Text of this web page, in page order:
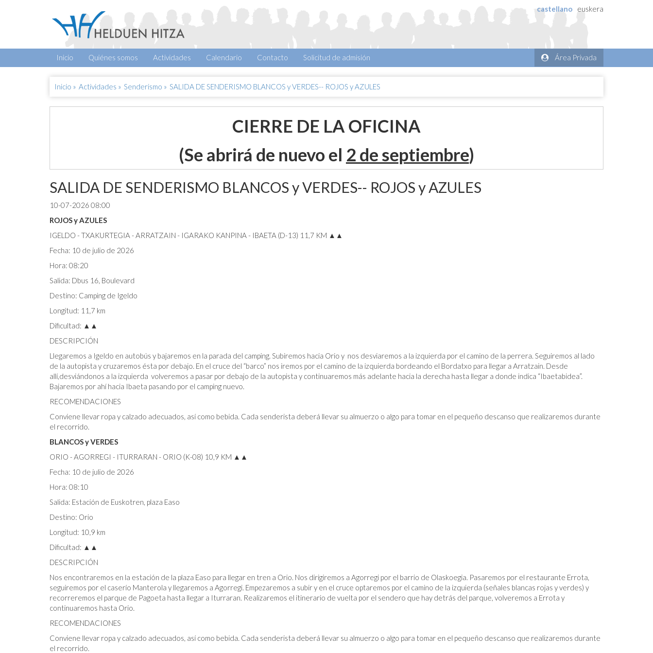
castellano euskera
Inicio Quiénes somos Actividades Calendario Contacto Solicitud de admisión Área Privada
Inicio » Actividades » Senderismo » SALIDA DE SENDERISMO BLANCOS y VERDES-- ROJOS y AZULES
CIERRE DE LA OFICINA
(Se abrirá de nuevo el 2 de septiembre)
SALIDA DE SENDERISMO BLANCOS y VERDES-- ROJOS y AZULES
10-07-2026 08:00
ROJOS y AZULES
IGELDO - TXAKURTEGIA - ARRATZAIN - IGARAKO KANPINA - IBAETA (D-13) 11,7 KM ▲▲
Fecha: 10 de julio de 2026
Hora: 08:20
Salida: Dbus 16, Boulevard
Destino: Camping de Igeldo
Longitud: 11,7 km
Dificultad: ▲▲
DESCRIPCIÓN
Llegaremos a Igeldo en autobús y bajaremos en la parada del camping. Subiremos hacia Orio y nos desviaremos a la izquierda por el camino de la perrera. Seguiremos al lado
de la autopista y cruzaremos ésta por debajo. En el cruce del “barco” nos iremos por el camino de la izquierda bordeando el Bordatxo para llegar a Arratzain. Desde
allí,desviándonos a la izquierda volveremos a pasar por debajo de la autopista y continuaremos más adelante hacia la derecha hasta llegar a donde indica “Ibaetabidea”.
Bajaremos por ahí hacia Ibaeta pasando por el camping nuevo.
RECOMENDACIONES
Conviene llevar ropa y calzado adecuados, así como bebida. Cada senderista deberá llevar su almuerzo o algo para tomar en el pequeño descanso que realizaremos durante
el recorrido.
BLANCOS y VERDES
ORIO - AGORREGI - ITURRARAN - ORIO (K-08) 10,9 KM ▲▲
Fecha: 10 de julio de 2026
Hora: 08:10
Salida: Estación de Euskotren, plaza Easo
Destino: Orio
Longitud: 10,9 km
Dificultad: ▲▲
DESCRIPCIÓN
Nos encontraremos en la estación de la plaza Easo para llegar en tren a Orio. Nos dirigiremos a Agorregi por el barrio de Olaskoegia. Pasaremos por el restaurante Errota,
seguiremos por el caserío Manterola y llegaremos a Agorregi. Empezaremos a subir y en el cruce optaremos por el camino de la izquierda (señales blancas rojas y verdes) y
recorreremos el parque de Pagoeta hasta llegar a Iturraran. Realizaremos el itinerario de vuelta por el sendero que hay detrás del parque, volveremos a Errota y
continuaremos hasta Orio.
RECOMENDACIONES
Conviene llevar ropa y calzado adecuados, así como bebida. Cada senderista deberá llevar su almuerzo o algo para tomar en el pequeño descanso que realizaremos durante
el recorrido.